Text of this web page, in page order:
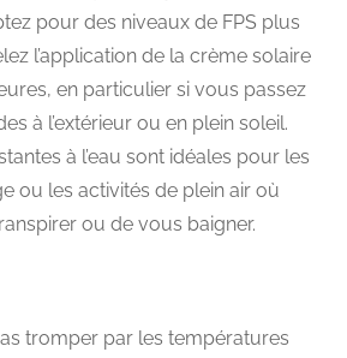
pour des niveaux de FPS plus
l’application de la crème solaire
en particulier si vous passez
à l’extérieur ou en plein soleil.
à l’eau sont idéales pour les
ou les activités de plein air où
ou de vous baigner.
tromper par les températures